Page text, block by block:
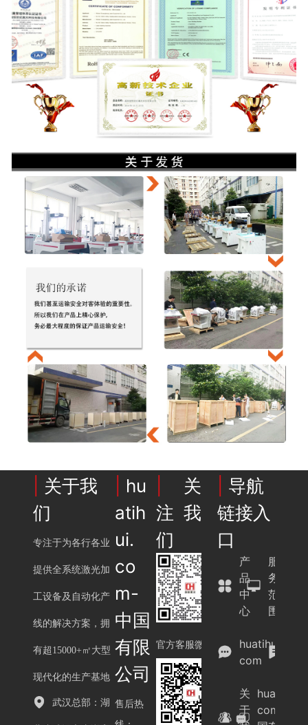
关于我
们
专注于为各行各业
提供全系统激光加
工设备及自动化产
线的解决方案，拥
有超15000+㎡大型
现代化的生产基地
武汉总部：湖
hu
atih
ui.
co
m-
中国
有限
公司
售后热
关
注我
们
官方客服微信
导航
链接入
口
产
品
中
心
服
务
范
围
huatihui.
com
关
于
huatihui.
com-中